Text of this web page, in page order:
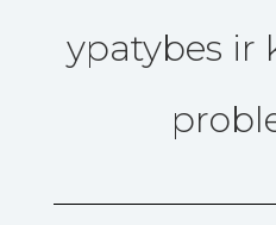
ypatybes ir